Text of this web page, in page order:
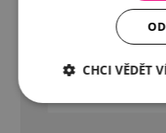
CHCI VĚDĚT